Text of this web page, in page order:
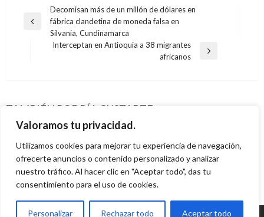
Valoramos tu privacidad.
Utilizamos cookies para mejorar tu experiencia de navegación,
ofrecerte anuncios o contenido personalizado y analizar
nuestro tráfico. Al hacer clic en "Aceptar todo", das tu
consentimiento para el uso de cookies.
Personalizar Rechazar todo Aceptar todo
Navegación
de
entradas
Entrada
anterior
Decomisan más de un millón de dólares en
fábrica clandetina de moneda falsa en
Silvania, Cundinamarca
Interceptan en Antioquia a 38 migrantes
africanos
TAMBIÉN PODRÍA GUSTARTE
2018
Iván Briceño jueves diciembre 6, 2018
CIENCIA Y TECNOLOGÍA
Apple presentó el nuevo iPad Mini
Iván Briceño martes octubre 23, 2012
CIENCIA Y TECNOLOGÍA
Trabajadores de Google protestan contra el
Iván Briceño jueves noviembre 1, 2018